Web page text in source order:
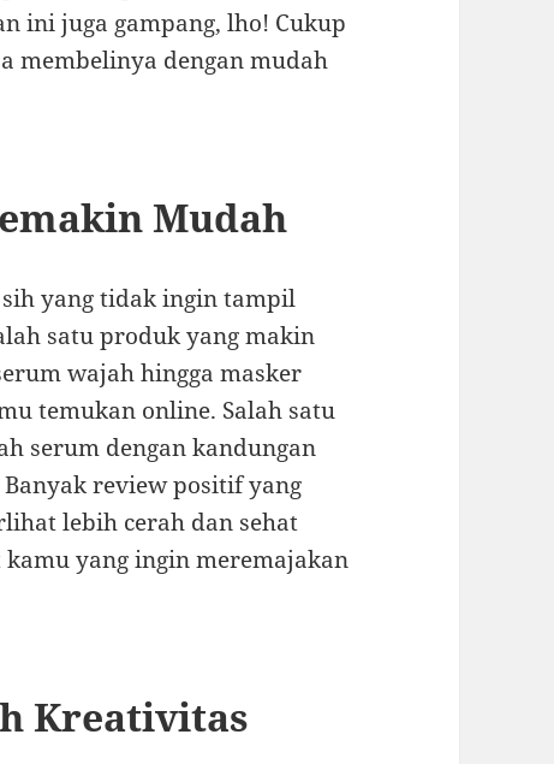
ini juga gampang, lho! Cukup
membelinya dengan mudah
Mudah
yang tidak ingin tampil
satu produk yang makin
wajah hingga masker
temukan online. Salah satu
serum dengan kandungan
review positif yang
lebih cerah dan sehat
kamu yang ingin meremajakan
Kreativitas